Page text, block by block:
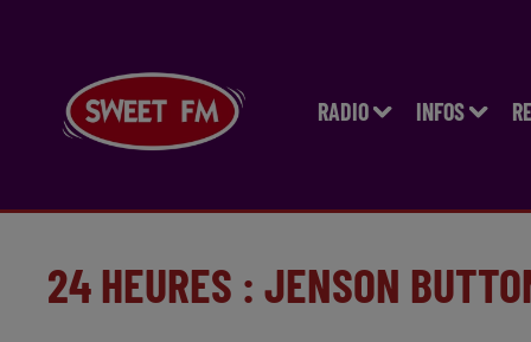
RADIO INFOS
24 HEURES : JENSON